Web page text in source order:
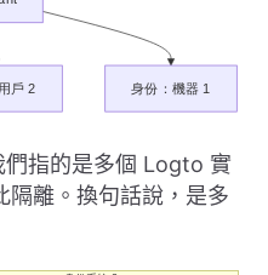
們指的是多個 Logto 實
隔離。換句話說，是多